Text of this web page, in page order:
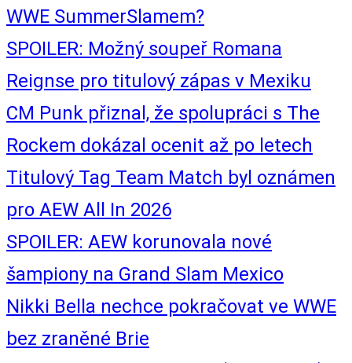
WWE SummerSlamem?
SPOILER: Možný soupeř Romana
Reignse pro titulový zápas v Mexiku
CM Punk přiznal, že spolupráci s The
Rockem dokázal ocenit až po letech
Titulový Tag Team Match byl oznámen
pro AEW All In 2026
SPOILER: AEW korunovala nové
šampiony na Grand Slam Mexico
Nikki Bella nechce pokračovat ve WWE
bez zraněné Brie